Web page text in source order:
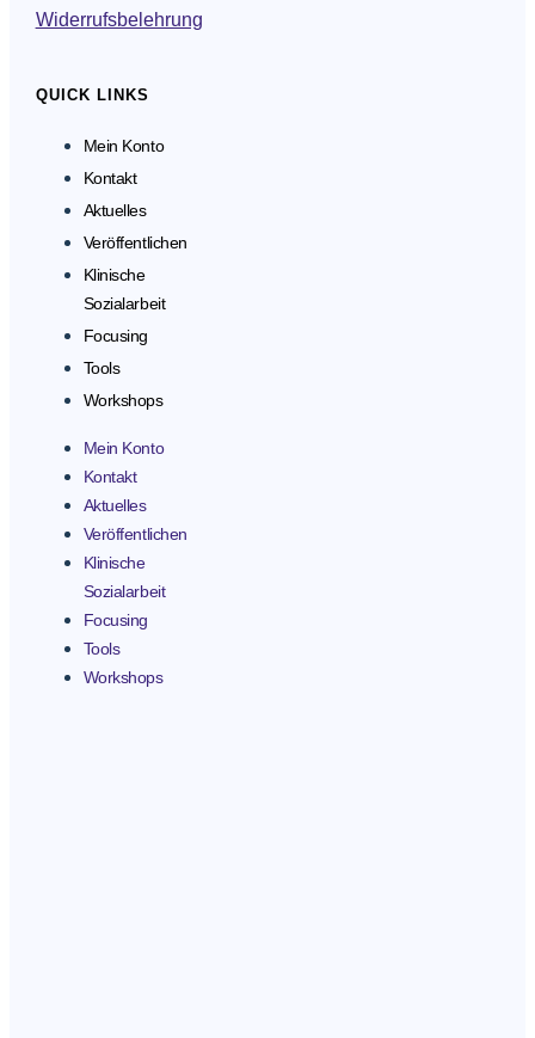
Widerrufsbelehrung
QUICK LINKS
Mein Konto
Kontakt
Aktuelles
Veröffentlichen
Klinische
Sozialarbeit
Focusing
Tools
Workshops
Mein Konto
Kontakt
Aktuelles
Veröffentlichen
Klinische
Sozialarbeit
Focusing
Tools
Workshops